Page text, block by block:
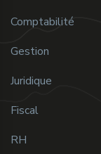
Comptabilité
Gestion
Juridique
Fiscal
RH